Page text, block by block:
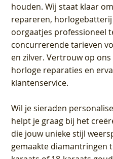
houden. Wij staat klaar
repareren,
oorgaatjes professioneel
concurrerende tarieven
en zilver. Vertrouw op
horloge reparaties en
klantenservice.
Wil je sieraden
helpt je graag bij het
die jouw unieke stijl
gemaakte diamantringen